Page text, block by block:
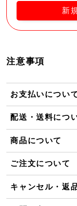
新
注意事項
お支払いについ
配送・送料につ
商品について
ご注文について
キャンセル・返